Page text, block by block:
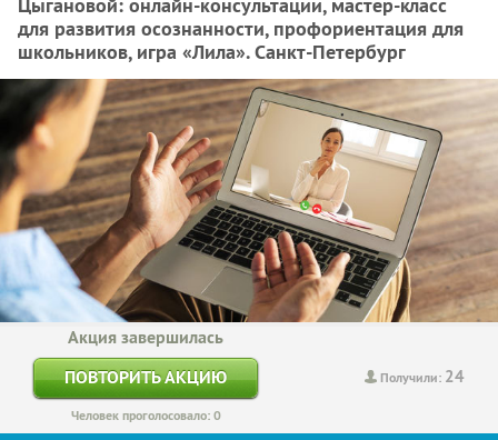
для развития осознанности, профориентация для
школьников, игра «Лила». Санкт-Петербург
Получили: 24
Акция завершилась
ПОВТОРИТЬ АКЦИЮ
Человек проголосовало: 0